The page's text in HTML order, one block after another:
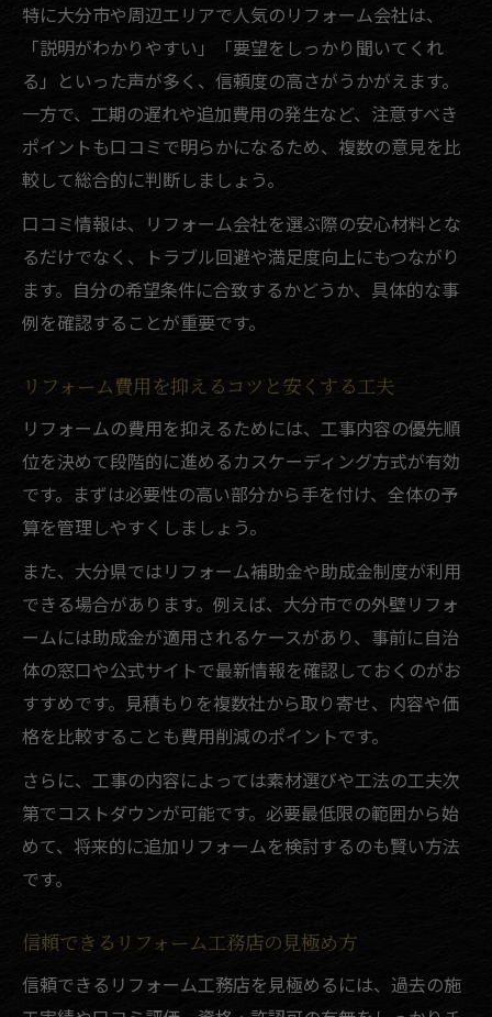
リフォームのリアルな体験談と失敗回避法
口コミや評判が伝えるリフォームの安心感
信頼できる大分県のリフォーム活用術
信頼できるリフォーム会社の見分け方
リフォームで後悔しないための相談ポイン
地元密着リフォーム工務店の選び方ガイド
リフォームとアフターサービスの重要性
リフォーム業者の対応範囲と安心サポート
リフォームで叶える理想の住まいづくり体
験
カスケーディング効果を感じるリフォーム
事例
口コミで評判の高いリフォーム実践例
補助金活用でお得なリフォームの実現法
信頼できる業者による安心のリフォーム体
験
特に大分市や周辺エリアで人気のリフォーム会社は、
「説明がわかりやすい」「要望をしっかり聞いてくれ
る」といった声が多く、信頼度の高さがうかがえます。
一方で、工期の遅れや追加費用の発生など、注意すべき
ポイントも口コミで明らかになるため、複数の意見を比
較して総合的に判断しましょう。
口コミ情報は、リフォーム会社を選ぶ際の安心材料とな
るだけでなく、トラブル回避や満足度向上にもつながり
ます。自分の希望条件に合致するかどうか、具体的な事
例を確認することが重要です。
リフォーム費用を抑えるコツと安くする工夫
リフォームの費用を抑えるためには、工事内容の優先順
位を決めて段階的に進めるカスケーディング方式が有効
です。まずは必要性の高い部分から手を付け、全体の予
算を管理しやすくしましょう。
また、大分県ではリフォーム補助金や助成金制度が利用
できる場合があります。例えば、大分市での外壁リフォ
ームには助成金が適用されるケースがあり、事前に自治
体の窓口や公式サイトで最新情報を確認しておくのがお
すすめです。見積もりを複数社から取り寄せ、内容や価
格を比較することも費用削減のポイントです。
さらに、工事の内容によっては素材選びや工法の工夫次
第でコストダウンが可能です。必要最低限の範囲から始
めて、将来的に追加リフォームを検討するのも賢い方法
です。
信頼できるリフォーム工務店の見極め方
信頼できるリフォーム工務店を見極めるには、過去の施